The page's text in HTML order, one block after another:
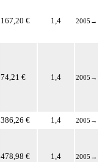
167,20 € 1,4 2005 →
74,21 € 1,4 2005 →
386,26 € 1,4 2005 →
478,98 € 1,4 2005 →